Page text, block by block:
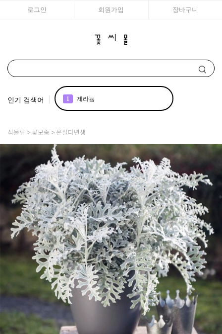
로그인 회원가입 장바구니
인기 검색어 1 제라늄
3 조날
4 아이비
5 리갈
6 매발톱
7 에키네시아
8 아이비 제라늄
9 대국
10
식물류 꽃모종 온실다년생